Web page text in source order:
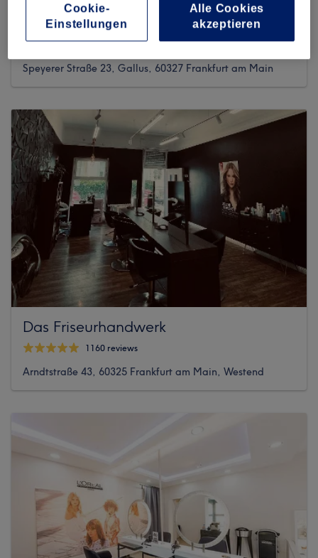
Salon Madame & Monsieur
622 reviews
Speyerer Straße 23, Gallus, 60327 Frankfurt am Main
Das Friseurhandwerk
1160 reviews
Arndtstraße 43, 60325 Frankfurt am Main, Westend
Cookie-
Einstellungen
Alle Cookies
akzeptieren